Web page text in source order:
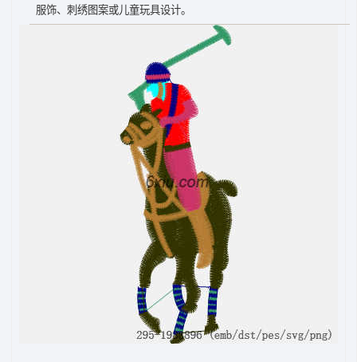
服饰、刺绣图案或儿童玩具设计。